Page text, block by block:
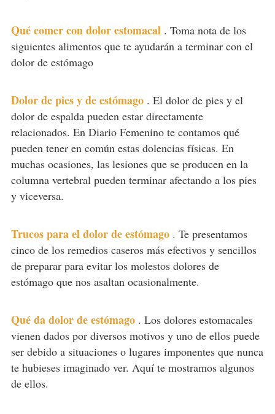
Qué comer con dolor estomacal . Toma nota de los
siguientes alimentos que te ayudarán a terminar con el
dolor de estómago
Dolor de pies y de estómago . El dolor de pies y el
dolor de espalda pueden estar directamente
relacionados. En Diario Femenino te contamos qué
pueden tener en común estas dolencias físicas. En
muchas ocasiones, las lesiones que se producen en la
columna vertebral pueden terminar afectando a los pies
y viceversa.
Trucos para el dolor de estómago . Te presentamos
cinco de los remedios caseros más efectivos y sencillos
de preparar para evitar los molestos dolores de
estómago que nos asaltan ocasionalmente.
Qué da dolor de estómago . Los dolores estomacales
vienen dados por diversos motivos y uno de ellos puede
ser debido a situaciones o lugares imponentes que nunca
te hubieses imaginado ver. Aquí te mostramos algunos
de ellos.